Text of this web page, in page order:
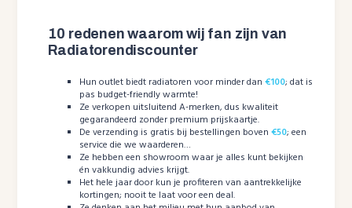
10 redenen waarom wij fan zijn van
Radiatorendiscounter
Hun outlet biedt radiatoren voor minder dan€100; dat is
pas budget-friendly warmte!
Ze verkopen uitsluitend A-merken, dus kwaliteit
gegarandeerd zonder premium prijskaartje.
De verzending is gratis bij bestellingen boven€50; een
service die we waarderen…
Ze hebben een showroom waar je alles kunt bekijken
én vakkundig advies krijgt.
Het hele jaar door kun je profiteren van aantrekkelijke
kortingen; nooit te laat voor een deal.